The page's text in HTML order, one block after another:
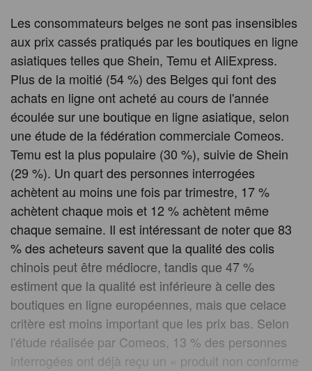
Les consommateurs belges ne sont pas insensibles
aux prix cassés pratiqués par les boutiques en ligne
asiatiques telles que Shein, Temu et AliExpress.
Plus de la moitié (54 %) des Belges qui font des
achats en ligne ont acheté au cours de l'année
écoulée sur une boutique en ligne asiatique, selon
une étude de la fédération commerciale Comeos.
Temu est la plus populaire (30 %), suivie de Shein
(29 %). Un quart des personnes interrogées
achètent au moins une fois par trimestre, 17 %
achètent chaque mois et 12 % achètent même
chaque semaine. Il est intéressant de noter que 83
% des acheteurs savent que la qualité des colis
chinois peut être médiocre, tandis que 47 %
estiment que la qualité est inférieure à celle des
boutiques en ligne européennes, mais que celace
critère est moins important que les prix bas. Selon
l'étude réalisée par Comeos, 13 % des personnes
interrogées ont déjà reçu un « produit non conforme